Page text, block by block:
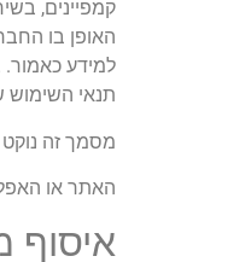
קמפיינים,
האופן בו
למידע
תנאי השימוש
מסמך זה
האתר או האפליקציה
איסוף